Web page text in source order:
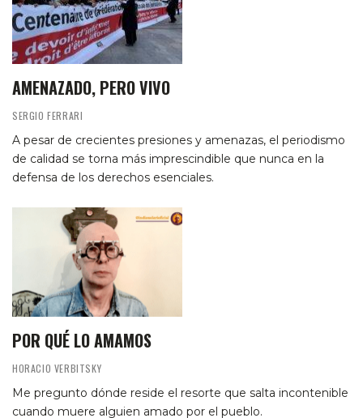
AMENAZADO, PERO VIVO
SERGIO FERRARI
A pesar de crecientes presiones y amenazas, el periodismo
de calidad se torna más imprescindible que nunca en la
defensa de los derechos esenciales.
POR QUÉ LO AMAMOS
HORACIO VERBITSKY
Me pregunto dónde reside el resorte que salta incontenible
cuando muere alguien amado por el pueblo.